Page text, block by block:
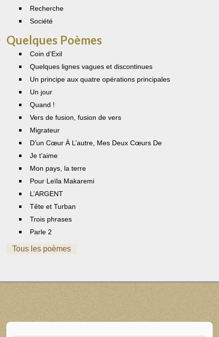
Recherche
Société
Quelques Poèmes
Coin d’Exil
Quelques lignes vagues et discontinues
Un principe aux quatre opérations principales
Un jour
Quand !
Vers de fusion, fusion de vers
Migrateur
D’un Cœur À L’autre, Mes Deux Cœurs De
Je t’aime
Mon pays, la terre
Pour Leïla Makaremi
L’ARGENT
Tête et Turban
Trois phrases
Parle 2
Tous les poèmes